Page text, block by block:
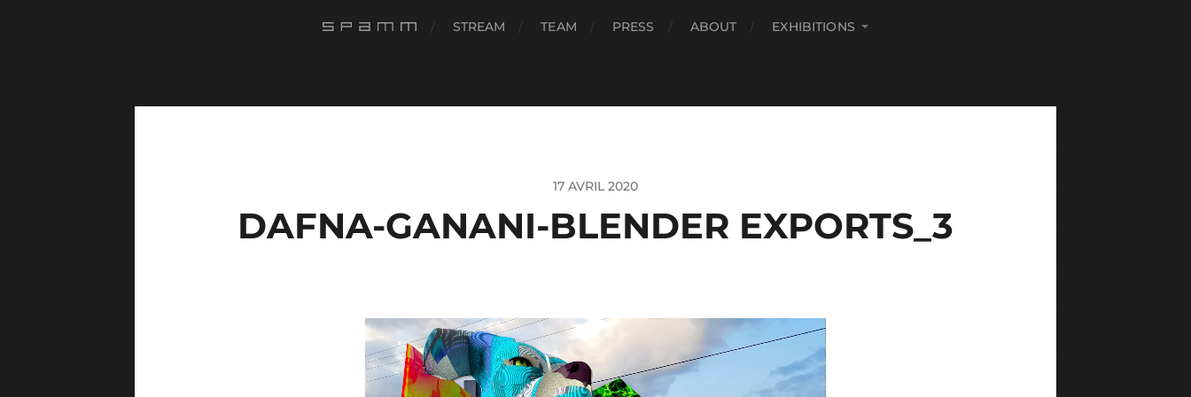
########## STREAM TEAM PRESS ABOUT EXHIBITIONS
17 AVRIL 2020
DAFNA-GANANI-BLENDER EXPORTS_3
Lecteur
vidéo